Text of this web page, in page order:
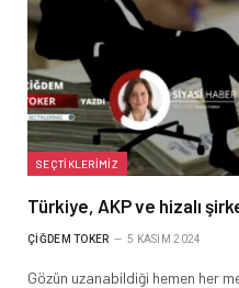
SEÇTIKLERIMIZ
Türkiye, AKP ve hizalı
ÇIĞDEM TOKER 5 KASIM 2024
Gözün uzanabildiği hemen her